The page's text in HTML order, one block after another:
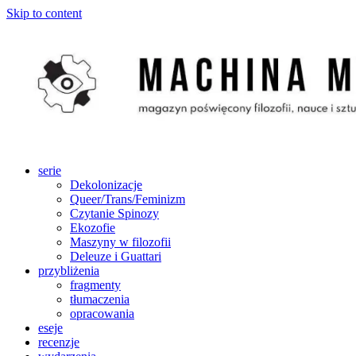
Skip to content
serie
Dekolonizacje
Queer/Trans/Feminizm
Czytanie Spinozy
Ekozofie
Maszyny w filozofii
Deleuze i Guattari
przybliżenia
fragmenty
tłumaczenia
opracowania
eseje
recenzje